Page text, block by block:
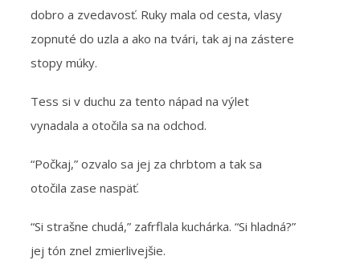
dobro a zvedavosť. Ruky mala od cesta, vlasy
zopnuté do uzla a ako na tvári, tak aj na zástere
stopy múky.
Tess si v duchu za tento nápad na výlet
vynadala a otočila sa na odchod.
“Počkaj,” ozvalo sa jej za chrbtom a tak sa
otočila zase naspäť.
“Si strašne chudá,” zafrflala kuchárka. “Si hladná?”
jej tón znel zmierlivejšie.